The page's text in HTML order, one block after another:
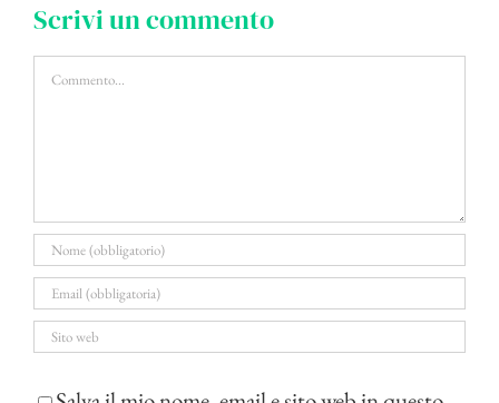
Scrivi un commento
Commento